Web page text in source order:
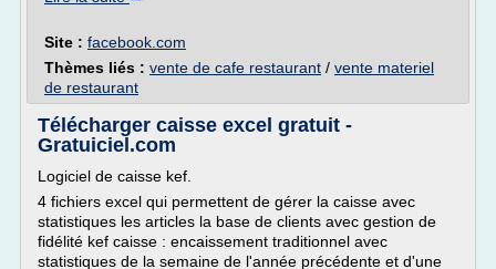
Site : facebook.com
Thèmes liés : vente de cafe restaurant / vente materiel
de restaurant
Télécharger caisse excel gratuit -
Gratuiciel.com
Logiciel de caisse kef.
4 fichiers excel qui permettent de gérer la caisse avec
statistiques les articles la base de clients avec gestion de
fidélité kef caisse : encaissement traditionnel avec
statistiques de la semaine de l'année précédente et d'une